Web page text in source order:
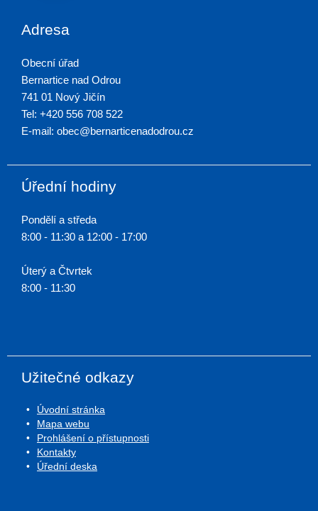
Adresa
Obecní úřad
Bernartice nad Odrou
741 01 Nový Jičín
Tel: +420 556 708 522
E-mail: obec@bernarticenadodrou.cz
Úřední hodiny
Pondělí a středa
8:00 - 11:30 a 12:00 - 17:00
Úterý a Čtvrtek
8:00 - 11:30
Užitečné odkazy
Úvodní stránka
Mapa webu
Prohlášení o přístupnosti
Kontakty
Úřední deska